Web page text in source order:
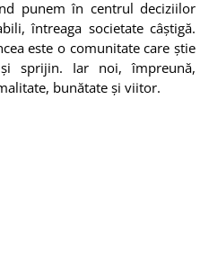
punem în centrul deciziilor
întreaga societate câștigă.
este o comunitate care știe
sprijin. Iar noi, împreună,
bunătate și viitor.